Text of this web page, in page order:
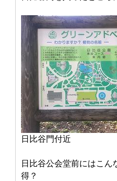
日比谷門付近
日比谷公会堂前にはこ
得？